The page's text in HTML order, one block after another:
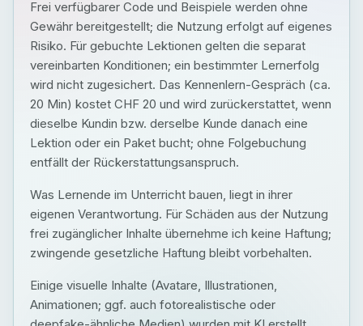
Frei verfügbarer Code und Beispiele werden ohne
Gewähr bereitgestellt; die Nutzung erfolgt auf eigenes
Risiko. Für gebuchte Lektionen gelten die separat
vereinbarten Konditionen; ein bestimmter Lernerfolg
wird nicht zugesichert. Das Kennenlern-Gespräch (ca.
20 Min) kostet CHF 20 und wird zurückerstattet, wenn
dieselbe Kundin bzw. derselbe Kunde danach eine
Lektion oder ein Paket bucht; ohne Folgebuchung
entfällt der Rückerstattungsanspruch.
Was Lernende im Unterricht bauen, liegt in ihrer
eigenen Verantwortung. Für Schäden aus der Nutzung
frei zugänglicher Inhalte übernehme ich keine Haftung;
zwingende gesetzliche Haftung bleibt vorbehalten.
Einige visuelle Inhalte (Avatare, Illustrationen,
Animationen; ggf. auch fotorealistische oder